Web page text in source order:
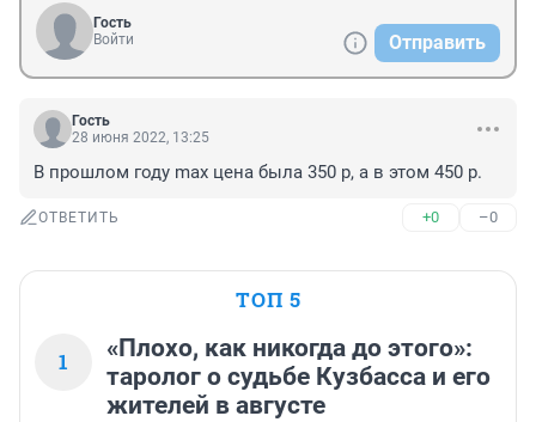
Гость
Войти
Отправить
Гость
28 июня 2022, 13:25
В прошлом году max цена была 350 р, а в этом 450 р.
ОТВЕТИТЬ +0 –0
ТОП 5
1
«Плохо, как никогда до этого»:
таролог о судьбе Кузбасса и его
жителей в августе